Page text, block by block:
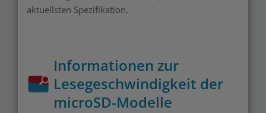
aktuellsten Spezifikation.
Informationen zur
Lesegeschwindigkeit der
microSD-Modelle